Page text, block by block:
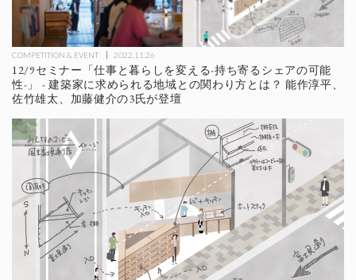
COMPETITION & EVENT 2022.11.26
12/9セミナー「仕事と暮らしを変える-持ち寄るシェアの可能
性-」 - 建築家に求められる地域との関わり方とは？ 能作淳平、
佐竹雄太、加藤健介の3氏が登壇